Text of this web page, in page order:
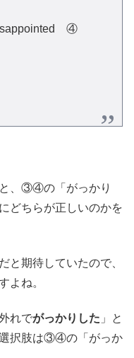
④
、③④の「がっかり
どちらが正しいのかを
と期待していたので、
よね。
れでがっかりした 」と
選択肢は③④の「がっか